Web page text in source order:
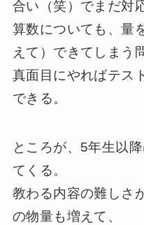
合い（笑）でまだ対
算数についても、量
えて）できてしまう
真面目にやればテス
できる。
ところが、 5年生以
てくる。
教わる内容の難しさ
の物量も増えて、